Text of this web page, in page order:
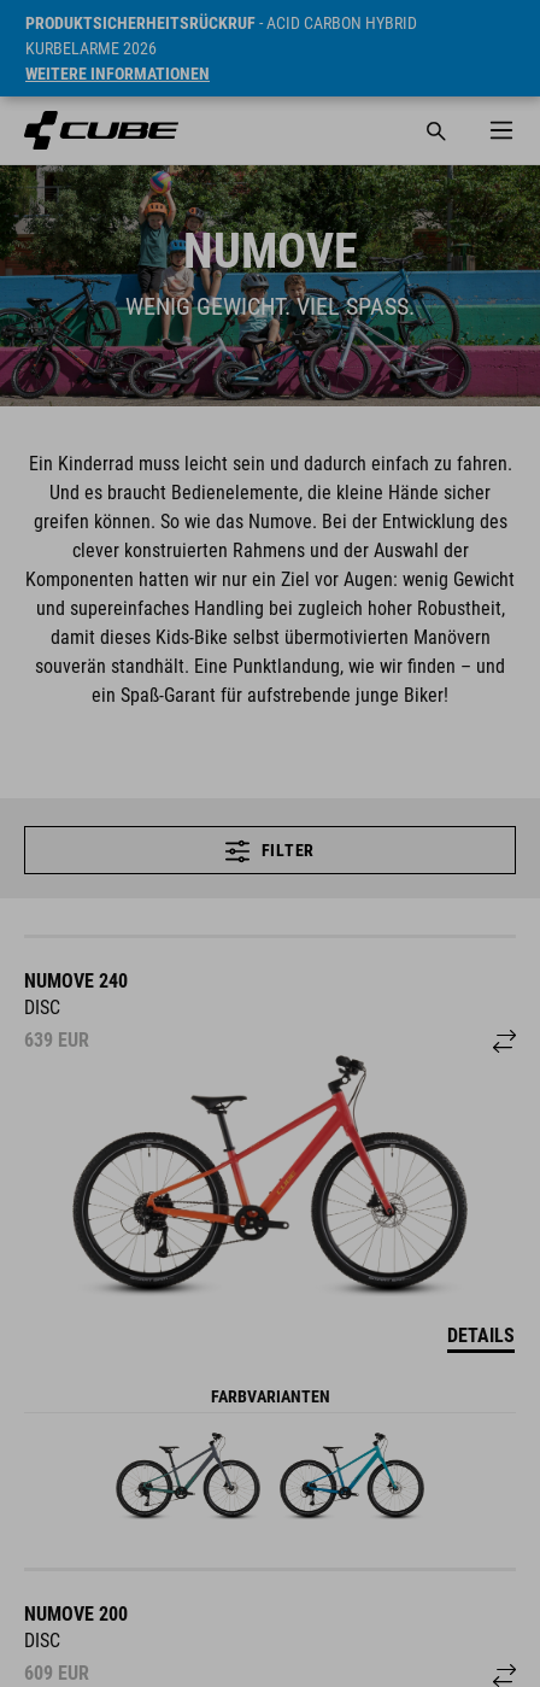
PRODUKTSICHERHEITSRÜCKRUF- ACID CARBON HYBRID
KURBELARME 2026
WEITERE INFORMATIONEN
NUMOVE
WENIG GEWICHT. VIEL SPASS.
Ein Kinderrad muss leicht sein und dadurch einfach zu fahren.
Und es braucht Bedienelemente, die kleine Hände sicher
greifen können. So wie das Numove. Bei der Entwicklung des
clever konstruierten Rahmens und der Auswahl der
Komponenten hatten wir nur ein Ziel vor Augen: wenig Gewicht
und supereinfaches Handling bei zugleich hoher Robustheit,
damit dieses Kids-Bike selbst übermotivierten Manövern
souverän standhält. Eine Punktlandung, wie wir finden – und
ein Spaß-Garant für aufstrebende junge Biker!
FILTER
NUMOVE 240
DISC
639 EUR
DETAILS
FARBVARIANTEN
NUMOVE 200
DISC
609 EUR